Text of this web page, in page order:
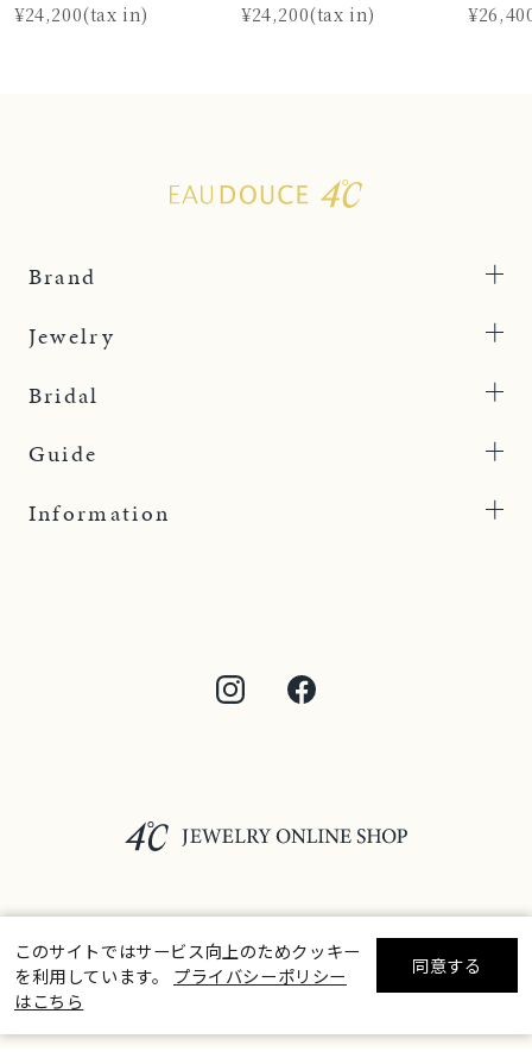
絞り込んで検索する
¥24,200(tax in) ¥24,200(tax in)
Brand
Jewelry
Bridal
Guide
Information
©F.D.C.PRODUCTS INC.
このサイトではサービス向上のためクッキー
を利用しています。 プライバシーポリシー
はこちら
同意する